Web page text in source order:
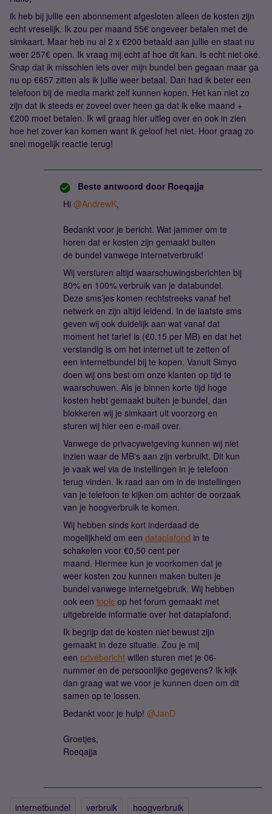
ik heb bij jullie een abonnement afgesloten alleen de kosten zijn
echt vreselijk. Ik zou per maand 55€ ongeveer betalen met de
simkaart. Maar heb nu al 2 x €200 betaald aan jullie en staat nu
weer 257€ open. Ik vraag mij echt af hoe dit kan. Is echt niet oké.
Snap dat ik misschien iets over mijn bundel ben gegaan maar ga
nu op €657 zitten als ik jullie weer betaal. Dan had ik beter een
telefoon bij de media markt zelf kunnen kopen. Het kan niet zo
zijn dat ik steeds er zoveel over heen ga dat ik elke maand +
€200 moet betalen. Ik wil graag hier uitleg over en ook in zien
hoe het zover kan komen want ik geloof het niet. Hoor graag zo
snel mogelijk reactie terug!
Beste antwoord door Roeqajja
Hi ​ @AndrewK,
Bedankt voor je bericht. Wat jammer om te
horen dat er kosten zijn gemaakt buiten
de bundel vanwege internetverbruik!
Wij versturen altijd waarschuwingsberichten bij
80% en 100% verbruik van je databundel.
Deze sms’jes komen rechtstreeks vanaf het
netwerk en zijn altijd leidend. In de laatste sms
geven wij ook duidelijk aan wat vanaf dat
moment het tarief is (€0.15 per MB) en dat het
verstandig is om het internet uit te zetten of
een internetbundel bij te kopen. Vanuit Simyo
doen wij ons best om onze klanten op tijd te
waarschuwen. Als je binnen korte tijd hoge
kosten hebt gemaakt buiten je bundel, dan
blokkeren wij je simkaart uit voorzorg en
sturen wij hier een e-mail over.
Vanwege de privacywetgeving kunnen wij niet
inzien waar de MB's aan zijn verbruikt. Dit kun
je vaak wel via de instellingen in je telefoon
terug vinden. Ik raad aan om in de instellingen
van je telefoon te kijken om achter de oorzaak
van je hoogverbruik te komen.
Wij hebben sinds kort inderdaad de
mogelijkheid om een dataplafond in te
schakelen voor €0,50 cent per
maand. Hiermee kun je voorkomen dat je
weer kosten zou kunnen maken buiten je
bundel vanwege internetgebruik. Wij hebben
ook een topic op het forum gemaakt met
uitgebreide informatie over het dataplafond.
Ik begrijp dat de kosten niet bewust zijn
gemaakt in deze situatie. Zou je mij
een privébericht willen sturen met je 06-
nummer en de persoonlijke gegevens? Ik kijk
dan graag wat we voor je kunnen doen om dit
samen op te lossen.
Bedankt voor je hulp! @JanD
Groetjes,
Roeqajja
internetbundel verbruik hoogverbruik